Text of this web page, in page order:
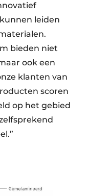
leiden
bieden niet
ook een
klanten van
scoren
op het gebied